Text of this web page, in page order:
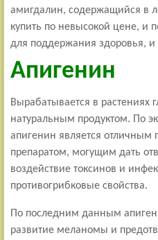
амигдалин, содержащийся в
купить по невысокой цене, и
для поддержания здоровья, и
Апигенин
Вырабатывается в растениях
натуральным продуктом. По
апигенин является отличным
препаратом, могущим дать
воздействие токсинов и
противогрибковые свойства.
По последним данным
развитие меланомы и